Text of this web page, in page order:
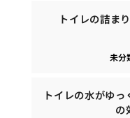
トイレの詰ま
未分
トイレの水がゆ
の